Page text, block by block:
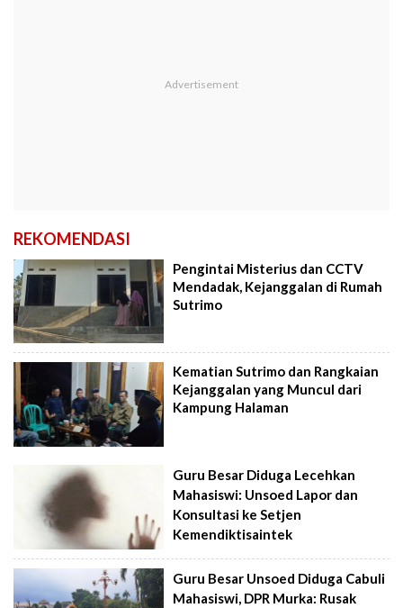
REKOMENDASI
Pengintai Misterius dan CCTV
Mendadak, Kejanggalan di Rumah
Sutrimo
Kematian Sutrimo dan Rangkaian
Kejanggalan yang Muncul dari
Kampung Halaman
Guru Besar Diduga Lecehkan
Mahasiswi: Unsoed Lapor dan
Konsultasi ke Setjen
Kemendiktisaintek
Guru Besar Unsoed Diduga Cabuli
Mahasiswi, DPR Murka: Rusak